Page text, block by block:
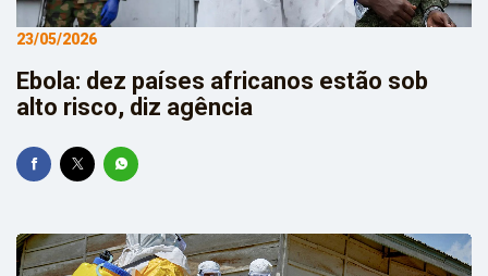
23/05/2026
Ebola: dez países africanos estão sob
alto risco, diz agência